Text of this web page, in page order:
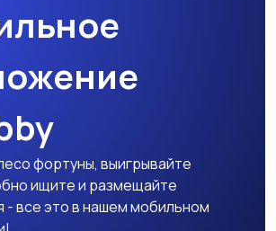
фортуны, выигрывайте
ищите и размещайте
- все это в нашем мобильном